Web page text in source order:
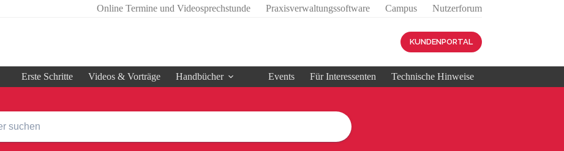
Online Termine und Videosprechstunde Praxisverwaltungssoftware Campus Nutzerforum
KUNDENPORTAL
Erste Schritte Videos & Vorträge Handbücher Events Für Interessenten Technische Hinweise